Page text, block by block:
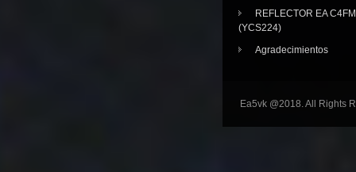
REFLECTOR EA
(YCS224)
Agradecimientos
Ea5vk @2018. All Rights